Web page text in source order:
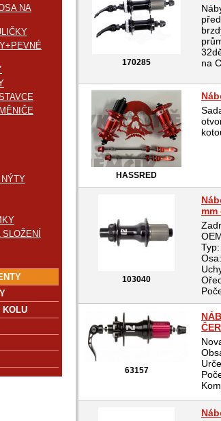
170285
na
HASSRED
103040
mm
63157
NA
KOLU